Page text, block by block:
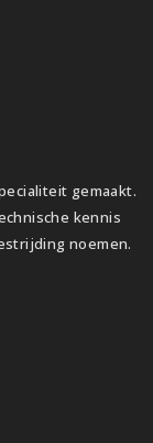
gemaakt.
kennis
noemen.